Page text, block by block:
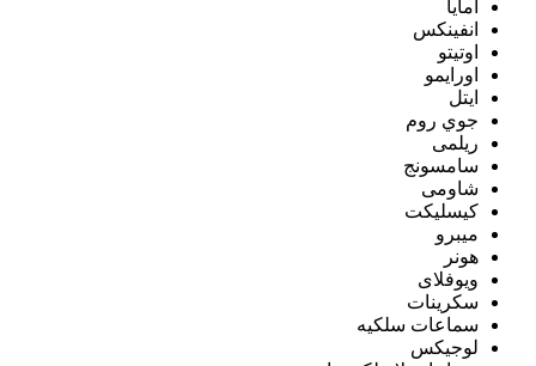
أمايا
انفينكس
اوتيتو
اورايمو
ايتل
جوي روم
ريلمى
سامسونج
شاومى
كيسليكت
ميبرو
هونر
ويوفلاى
سكرينات
سماعات سلكيه
لوجيكس